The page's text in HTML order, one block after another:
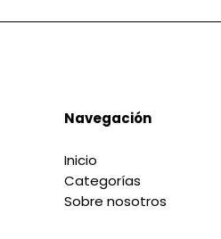
Navegación
Inicio
Categorías
Sobre nosotros